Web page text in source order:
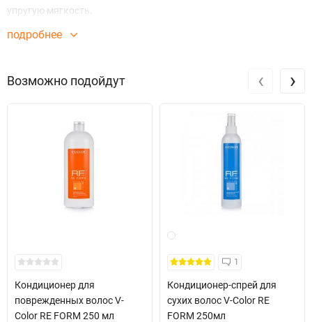
упругую мягкость.
Помогает уменьшить пористость, моментально разглаживает
волосам. Облегчает их укладку.
подробнее
Возможно подойдут
Кондиционер для
поврежденных волос V-
Color RE FORM 250 мл
1
Кондиционер-спрей для
сухих волос V-Color RE
FORM 250мл
‹ ›